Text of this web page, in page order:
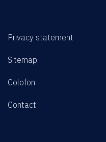
Privacy statement
Sitemap
Colofon
Contact